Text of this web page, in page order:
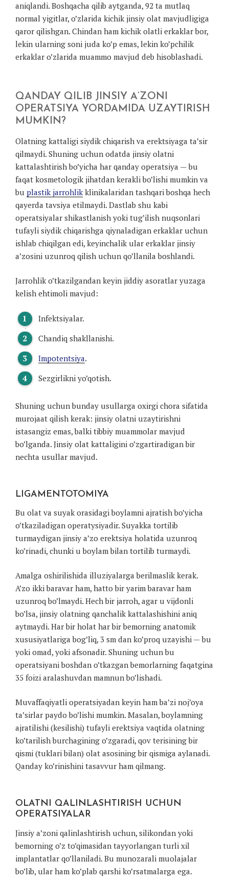
aniqlandi. Boshqacha qilib aytganda, 92 ta mutlaq
normal yigitlar, o’zlarida kichik jinsiy olat mavjudligiga
qaror qilishgan. Chindan ham kichik olatli erkaklar bor,
lekin ularning soni juda ko’p emas, lekin ko’pchilik
erkaklar o’zlarida muammo mavjud deb hisoblashadi.
QANDAY QILIB JINSIY A’ZONI
OPERATSIYA YORDAMIDA UZAYTIRISH
MUMKIN?
Olatning kattaligi siydik chiqarish va erektsiyaga ta’sir
qilmaydi. Shuning uchun odatda jinsiy olatni
kattalashtirish bo’yicha har qanday operatsiya — bu
faqat kosmetologik jihatdan kerakli bo’lishi mumkin va
bu plastik jarrohlikklinikalaridan tashqari boshqa hech
qayerda tavsiya etilmaydi. Dastlab shu kabi
operatsiyalar shikastlanish yoki tug’ilish nuqsonlari
tufayli siydik chiqarishga qiynaladigan erkaklar uchun
ishlab chiqilgan edi, keyinchalik ular erkaklar jinsiy
a’zosini uzunroq qilish uchun qo’llanila boshlandi.
Jarrohlik o’tkazilgandan keyin jiddiy asoratlar yuzaga
kelish ehtimoli mavjud:
Infektsiyalar.
Chandiq shakllanishi.
Impotentsiya.
Sezgirlikni yo’qotish.
Shuning uchun bunday usullarga oxirgi chora sifatida
murojaat qilish kerak: jinsiy olatni uzaytirishni
istasangiz emas, balki tibbiy muammolar mavjud
bo’lganda. Jinsiy olat kattaligini o’zgartiradigan bir
nechta usullar mavjud.
LIGAMENTOTOMIYA
Bu olat va suyak orasidagi boylamni ajratish bo’yicha
o’tkaziladigan operatysiyadir. Suyakka tortilib
turmaydigan jinsiy a’zo erektsiya holatida uzunroq
ko’rinadi, chunki u boylam bilan tortilib turmaydi.
Amalga oshirilishida illuziyalarga berilmaslik kerak.
A’zo ikki baravar ham, hatto bir yarim baravar ham
uzunroq bo’lmaydi. Hech bir jarroh, agar u vijdonli
bo’lsa, jinsiy olatning qanchalik kattalashishini aniq
aytmaydi. Har bir holat har bir bemorning anatomik
xususiyatlariga bog’liq, 3 sm dan ko’proq uzayishi — bu
yoki omad, yoki afsonadir. Shuning uchun bu
operatsiyani boshdan o’tkazgan bemorlarning faqatgina
35 foizi aralashuvdan mamnun bo’lishadi.
Muvaffaqiyatli operatsiyadan keyin ham ba’zi noj’oya
ta’sirlar paydo bo’lishi mumkin. Masalan, boylamning
ajratilishi (kesilishi) tufayli erektsiya vaqtida olatning
ko’tarilish burchagining o’zgaradi, qov terisining bir
qismi (tuklari bilan) olat asosining bir qismiga aylanadi.
Qanday ko’rinishini tasavvur ham qilmang.
OLATNI QALINLASHTIRISH UCHUN
OPERATSIYALAR
Jinsiy a’zoni qalinlashtirish uchun, silikondan yoki
bemorning o’z to’qimasidan tayyorlangan turli xil
implantatlar qo’llaniladi. Bu munozarali muolajalar
bo’lib, ular ham ko’plab qarshi ko’rsatmalarga ega.